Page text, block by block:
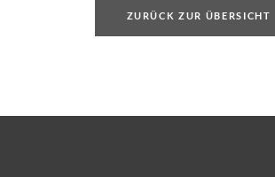
ZURÜCK ZUR ÜBERSICHT